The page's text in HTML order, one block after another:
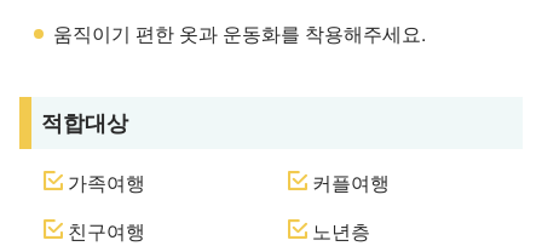
움직이기 편한 옷과 운동화를 착용해주세요.
적합대상
가족여행
커플여행
친구여행
노년층